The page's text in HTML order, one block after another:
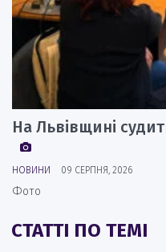
На Львівщині
НОВИНИ 09 СЕРПНЯ, 2026
Фото
СТАТТІ ПО ТЕМІ